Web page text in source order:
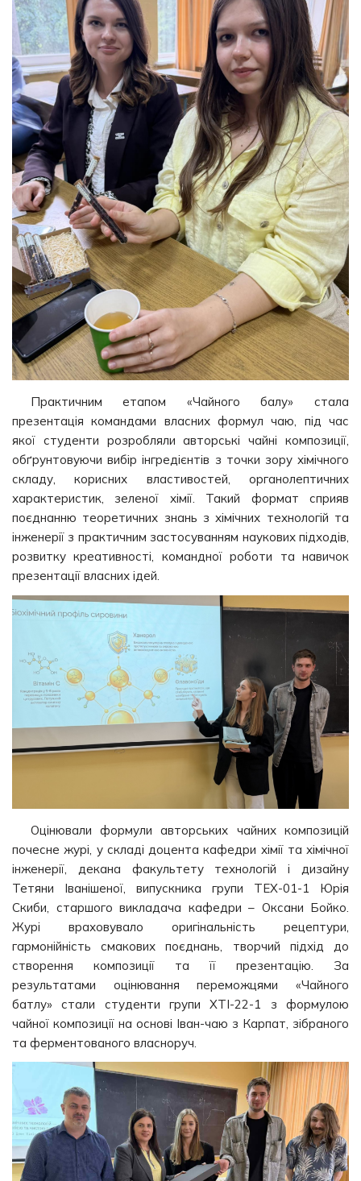
Практичним етапом «Чайного балу» стала
презентація командами власних формул чаю, під час
якої студенти розробляли авторські чайні композиції,
обґрунтовуючи вибір інгредієнтів з точки зору хімічного
складу, корисних властивостей, органолептичних
характеристик, зеленої хімії. Такий формат сприяв
поєднанню теоретичних знань з хімічних технологій та
інженерії з практичним застосуванням наукових підходів,
розвитку креативності, командної роботи та навичок
презентації власних ідей.
Оцінювали формули авторських чайних композицій
почесне журі, у складі доцента кафедри хімії та хімічної
інженерії, декана факультету технологій і дизайну
Тетяни Іванішеної, випускника групи ТЕХ-01-1 Юрія
Скиби, старшого викладача кафедри – Оксани Бойко.
Журі враховувало оригінальність рецептури,
гармонійність смакових поєднань, творчий підхід до
створення композиції та її презентацію. За
результатами оцінювання переможцями «Чайного
батлу» стали студенти групи ХТІ-22-1 з формулою
чайної композиції на основі Іван-чаю з Карпат, зібраного
та ферментованого власноруч.